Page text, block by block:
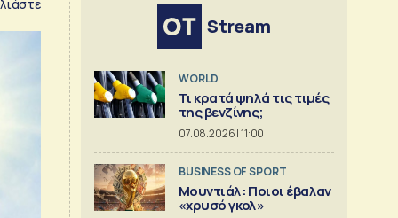
Stream
WORLD
Τι κρατά ψηλά τις τιμές
της βενζίνης;
07.08.2026 | 11:00
BUSINESS OF SPORT
Μουντιάλ: Ποιοι έβαλαν
«χρυσό γκολ»